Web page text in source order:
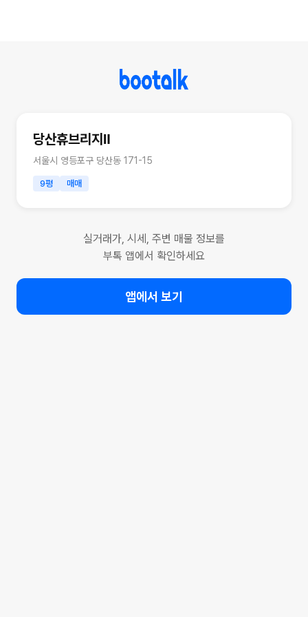
당산휴브리지Ⅱ
서울시 영등포구 당산동 171-15
9평 매매
실거래가, 시세, 주변 매물 정보를
부톡 앱에서 확인하세요
앱에서 보기